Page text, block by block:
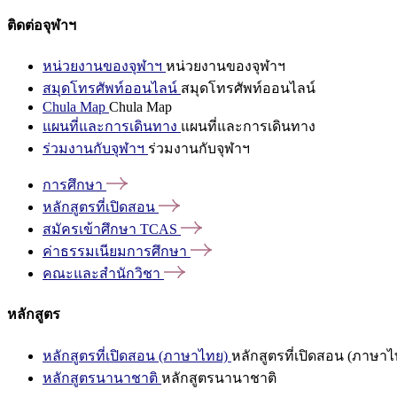
ติดต่อจุฬาฯ
หน่วยงานของจุฬาฯ หน่วยงานของจุฬาฯ
สมุดโทรศัพท์ออนไลน์ สมุดโทรศัพท์ออนไลน์
Chula Map Chula Map
แผนที่และการเดินทาง แผนที่และการเดินทาง
ร่วมงานกับจุฬาฯ ร่วมงานกับจุฬาฯ
การศึกษา
หลักสูตรที่เปิดสอน
สมัครเข้าศึกษา TCAS
ค่าธรรมเนียมการศึกษา
คณะและสำนักวิชา
หลักสูตร
หลักสูตรที่เปิดสอน (ภาษาไทย) หลักสูตรที่เปิดสอน (ภาษาไ
หลักสูตรนานาชาติ หลักสูตรนานาชาติ